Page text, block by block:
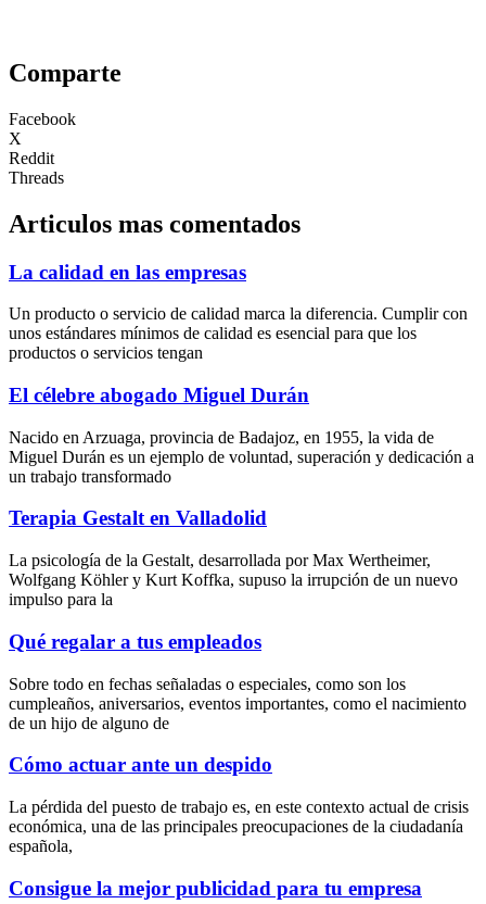
Comparte
Facebook
X
Reddit
Threads
Articulos mas comentados
La calidad en las empresas
Un producto o servicio de calidad marca la diferencia. Cumplir con
unos estándares mínimos de calidad es esencial para que los
productos o servicios tengan
El célebre abogado Miguel Durán
Nacido en Arzuaga, provincia de Badajoz, en 1955, la vida de
Miguel Durán es un ejemplo de voluntad, superación y dedicación a
un trabajo transformado
Terapia Gestalt en Valladolid
La psicología de la Gestalt, desarrollada por Max Wertheimer,
Wolfgang Köhler y Kurt Koffka, supuso la irrupción de un nuevo
impulso para la
Qué regalar a tus empleados
Sobre todo en fechas señaladas o especiales, como son los
cumpleaños, aniversarios, eventos importantes, como el nacimiento
de un hijo de alguno de
Cómo actuar ante un despido
La pérdida del puesto de trabajo es, en este contexto actual de crisis
económica, una de las principales preocupaciones de la ciudadanía
española,
Consigue la mejor publicidad para tu empresa